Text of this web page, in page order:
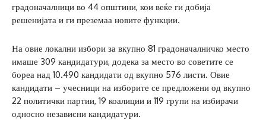
градоначалници во 44 општини, кои веќе ги добија
решенијата и ги преземаа новите функции.
На овие локални избори за вкупно 81 градоначалничко место
имаше 309 кандидатури, додека за место во советите се
бореа над 10.490 кандидати од вкупно 576 листи. Овие
кандидати – учесници на изборите се предложени од вкупно
22 политички партии, 19 коалиции и 119 групи на избирачи
односно независни кандидатури.